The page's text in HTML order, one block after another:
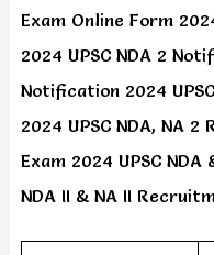
Exam Online Form
2024 UPSC NDA 2
Notification 2024
2024 UPSC NDA, NA
Exam 2024 UPSC
NDA II & NA II